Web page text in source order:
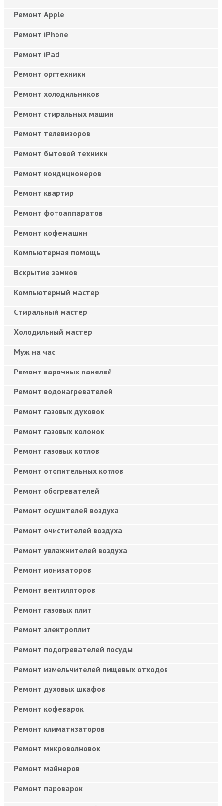
Ремонт Apple
Ремонт iPhone
Ремонт iPad
Ремонт оргтехники
Ремонт холодильников
Ремонт стиральных машин
Ремонт телевизоров
Ремонт бытовой техники
Ремонт кондиционеров
Ремонт квартир
Ремонт фотоаппаратов
Ремонт кофемашин
Компьютерная помощь
Вскрытие замков
Компьютерный мастер
Cтиральный мастер
Холодильный мастер
Муж на час
Ремонт варочных панелей
Ремонт водонагревателей
Ремонт газовых духовок
Ремонт газовых колонок
Ремонт газовых котлов
Ремонт отопительных котлов
Ремонт обогревателей
Ремонт осушителей воздуха
Ремонт очистителей воздуха
Ремонт увлажнителей воздуха
Ремонт ионизаторов
Ремонт вентиляторов
Ремонт газовых плит
Ремонт электроплит
Ремонт подогревателей посуды
Ремонт измельчителей пищевых отходов
Ремонт духовых шкафов
Ремонт кофеварок
Ремонт климатизаторов
Ремонт микроволновок
Ремонт майнеров
Ремонт пароварок